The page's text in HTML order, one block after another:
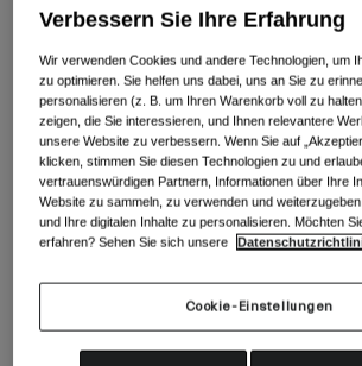
Kinder Fahrradhelme
Alle anzeigen
Schuhe
Rennrad Schuhe
Mountainbike Schuhe
Gravel Schuhe
Damen
Ersatzteile
Alle anzeigen
Schutzbrillen
Ski
Snowboard
Mit austauschbaren Gläsern
Damen
Verbessern Sie Ihre Erfahrung
Wir verwenden Cookies und andere Technologien, um
zu optimieren. Sie helfen uns dabei, uns an Sie zu
personalisieren (z. B. um Ihren Warenkorb voll zu
zeigen, die Sie interessieren, und Ihnen relevantere
unsere Website zu verbessern. Wenn Sie auf
klicken, stimmen Sie diesen Technologien zu und
vertrauenswürdigen Partnern, Informationen über Ihre
Website zu sammeln, zu verwenden und
und Ihre digitalen Inhalte zu personalisieren. Möchten
erfahren? Sehen Sie sich unsere
Cookie-Einstellungen